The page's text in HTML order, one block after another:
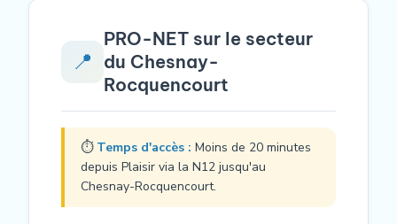
📍
PRO-NET sur le secteur
du Chesnay-
Rocquencourt
⏱ Temps d'accès : Moins de 20 minutes
depuis Plaisir via la N12 jusqu'au
Chesnay-Rocquencourt.